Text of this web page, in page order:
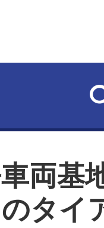
両基
タイ